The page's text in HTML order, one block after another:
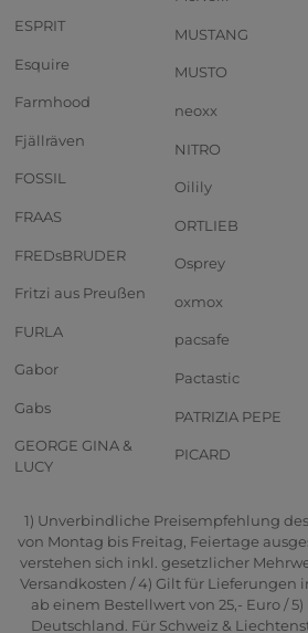
ESPRIT
Esquire
Farmhood
Fjällräven
FOSSIL
FRAAS
FREDsBRUDER
Fritzi aus Preußen
FURLA
Gabor
Gabs
GEORGE GINA &
LUCY
MUSTANG
MUSTO
neoxx
NITRO
Oilily
ORTLIEB
Osprey
oxmox
pacsafe
Pactastic
PATRIZIA PEPE
PICARD
1) Unverbindliche Preisempfehlung
von Montag bis Freitag, Feiertage
verstehen sich inkl. gesetzlicher
Versandkosten / 4) Gilt für Lieferungen
ab einem Bestellwert von 25,- Euro /
Deutschland. Für Schweiz &